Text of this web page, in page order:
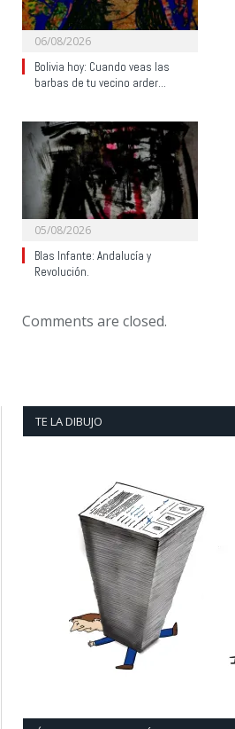
06/08/2026
Bolivia hoy: Cuando veas las
barbas de tu vecino arder…
05/08/2026
Blas Infante: Andalucía y
Revolución.
Comments are closed.
TE LA DIBUJO